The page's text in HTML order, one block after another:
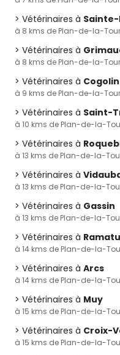
Vétérinaires à
à 8 kms de Plan-de-la-Tour
Vétérinaires à
à 8 kms de Plan-de-la-Tour
Vétérinaires à Cogolin
à 9 kms de Plan-de-la-Tour
Vétérinaires à Saint-
à 10 kms de Plan-de-la-
Vétérinaires à
à 13 kms de Plan-de-la-
Vétérinaires à
à 13 kms de Plan-de-la-
Vétérinaires à Gassin
à 13 kms de Plan-de-la-
Vétérinaires à
à 14 kms de Plan-de-la-
Vétérinaires à Arcs
à 14 kms de Plan-de-la-
Vétérinaires à Muy
à 15 kms de Plan-de-la-
Vétérinaires à Croix-
à 15 kms de Plan-de-la-